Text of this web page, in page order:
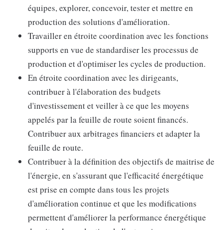
équipes, explorer, concevoir, tester et mettre en
production des solutions d'amélioration.
Travailler en étroite coordination avec les fonctions
supports en vue de standardiser les processus de
production et d'optimiser les cycles de production.
En étroite coordination avec les dirigeants,
contribuer à l'élaboration des budgets
d'investissement et veiller à ce que les moyens
appelés par la feuille de route soient financés.
Contribuer aux arbitrages financiers et adapter la
feuille de route.
Contribuer à la définition des objectifs de maitrise de
l'énergie, en s'assurant que l'efficacité énergétique
est prise en compte dans tous les projets
d'amélioration continue et que les modifications
permettent d'améliorer la performance énergétique